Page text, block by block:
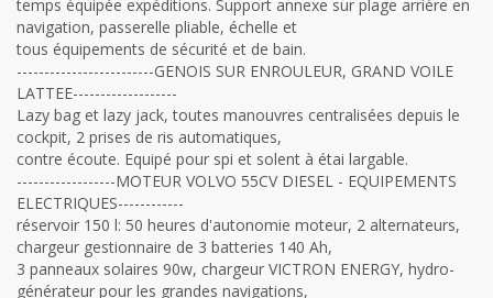
temps équipée expéditions. Support annexe sur plage arrière en
navigation, passerelle pliable, échelle et
tous équipements de sécurité et de bain.
-------------------------GENOIS SUR ENROULEUR, GRAND VOILE
LATTEE-------------------
Lazy bag et lazy jack, toutes manouvres centralisées depuis le
cockpit, 2 prises de ris automatiques,
contre écoute. Equipé pour spi et solent à étai largable.
------------------MOTEUR VOLVO 55CV DIESEL - EQUIPEMENTS
ELECTRIQUES------------
réservoir 150 l: 50 heures d'autonomie moteur, 2 alternateurs,
chargeur gestionnaire de 3 batteries 140 Ah,
3 panneaux solaires 90w, chargeur VICTRON ENERGY, hydro-
générateur pour les grandes navigations,